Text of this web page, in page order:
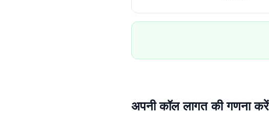
अपनी कॉल लागत की गणना करें